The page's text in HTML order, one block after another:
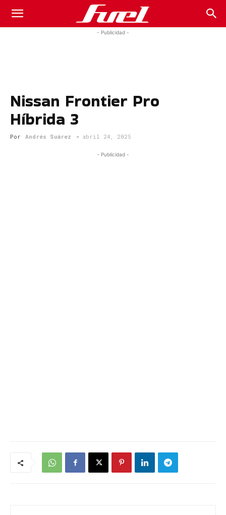
Fuel
Magazine
- Publicidad -
Nissan Frontier Pro
Híbrida 3
Por Andrés Suárez - abril 24, 2025
- Publicidad -